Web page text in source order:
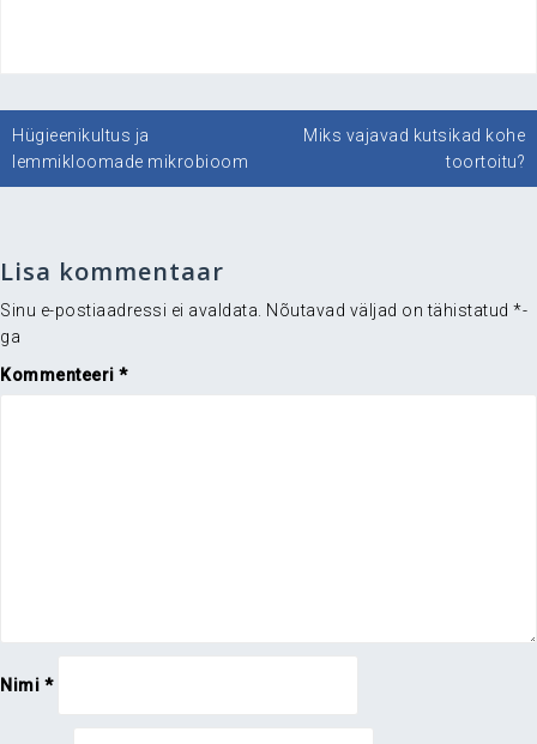
Navigeerimine
Hügieenikultus ja
lemmikloomade mikrobioom
Miks vajavad kutsikad kohe
toortoitu?
Lisa kommentaar
Sinu e-postiaadressi ei avaldata. Nõutavad väljad on tähistatud *-
ga
Kommenteeri *
Nimi *